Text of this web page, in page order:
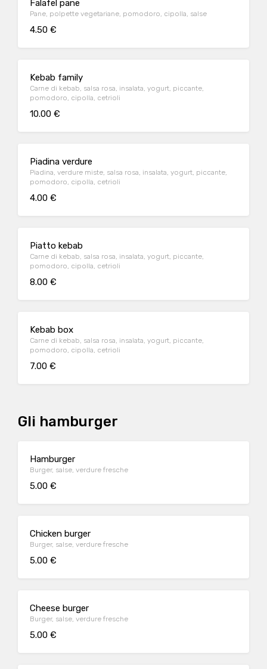
Falafel pane
Pane, polpette vegetariane, pomodoro, cipolla, salse
4.50 €
Kebab family
Carne di kebab, salsa rosa, insalata, yogurt, piccante,
pomodoro, cipolla, cetrioli
10.00 €
Piadina verdure
Piadina, verdure miste, salsa rosa, insalata, yogurt, piccante,
pomodoro, cipolla, cetrioli
4.00 €
Piatto kebab
Carne di kebab, salsa rosa, insalata, yogurt, piccante,
pomodoro, cipolla, cetrioli
8.00 €
Kebab box
Carne di kebab, salsa rosa, insalata, yogurt, piccante,
pomodoro, cipolla, cetrioli
7.00 €
Gli hamburger
Hamburger
Burger, salse, verdure fresche
5.00 €
Chicken burger
Burger, salse, verdure fresche
5.00 €
Cheese burger
Burger, salse, verdure fresche
5.00 €